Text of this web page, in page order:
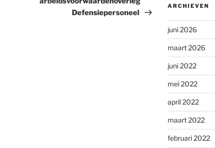
Defensiepersoneel
ARCHIEVEN
juni 2026
maart 2026
juni 2022
mei 2022
april 2022
maart 2022
februari 2022